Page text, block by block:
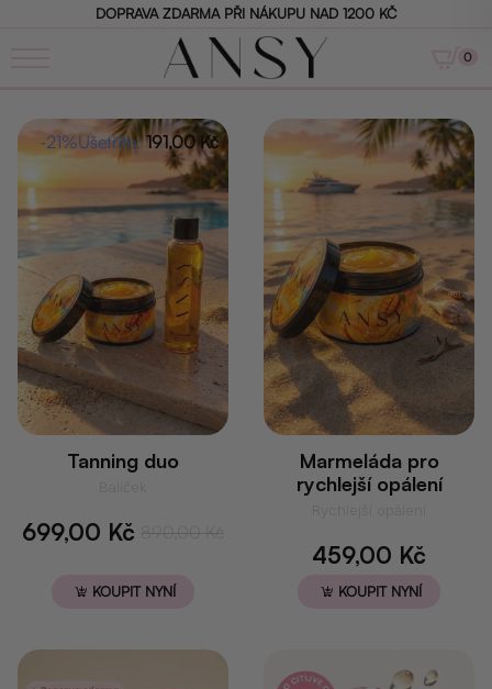
DOPRAVA ZDARMA PŘI NÁKUPU NAD 1200 KČ
0
-21%Ušetříte:191,00Kč
Tanning duo
Původní
byla:
699,00 KčAktuální
je:
KOUPIT NYNÍ
Rychlejší opálení
Marmeláda pro
rychlejší opálení
459,00 Kč
KOUPIT NYNÍ